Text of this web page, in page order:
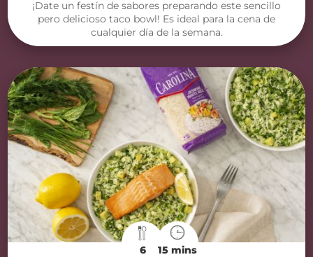
¡Date un festín de sabores preparando este sencillo
pero delicioso taco bowl! Es ideal para la cena de
cualquier día de la semana.
6 15 mins